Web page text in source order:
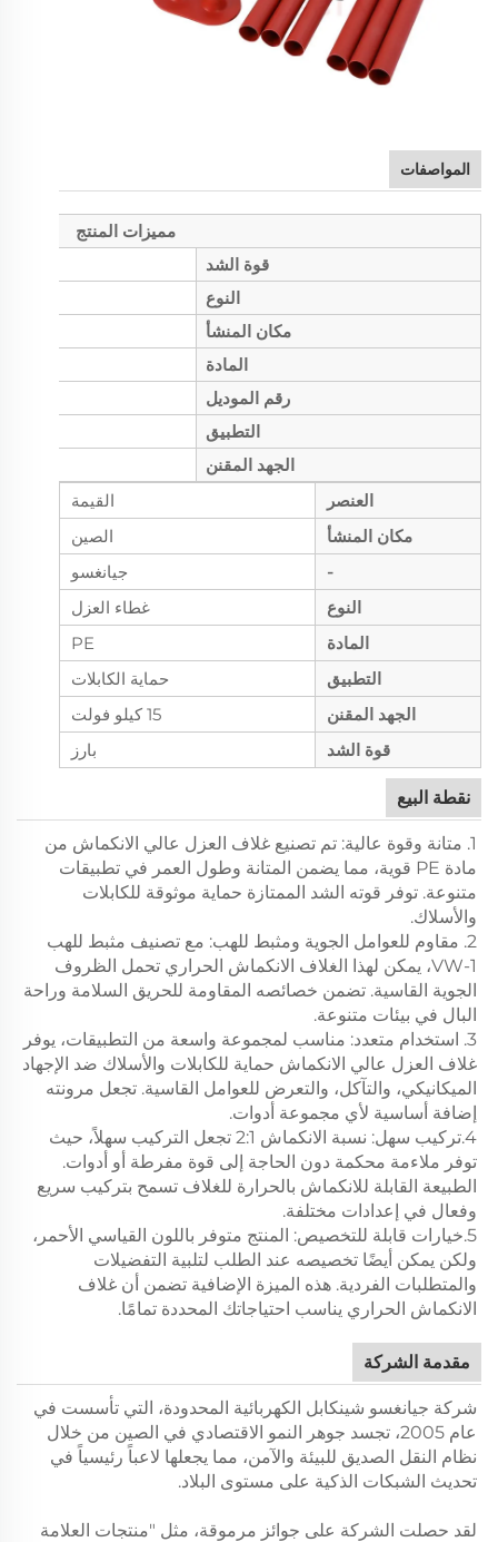
المواصفات
مميزات المنتج
قوة الشد
النوع
مكان المنشأ
المادة
رقم الموديل
التطبيق
الجهد المقنن
العنصر
القيمة
مكان المنشأ
الصين
-
جيانغسو
النوع
غطاء العزل
المادة
PE
التطبيق
حماية الكابلات
الجهد المقنن
15 كيلو فولت
قوة الشد
بارز
نقطة البيع
1. متانة وقوة عالية: تم تصنيع غلاف العزل عالي الانكماش من
مادة PE قوية، مما يضمن المتانة وطول العمر في تطبيقات
متنوعة. توفر قوته الشد الممتازة حماية موثوقة للكابلات
والأسلاك.
2. مقاوم للعوامل الجوية ومثبط للهب: مع تصنيف مثبط للهب
VW-1، يمكن لهذا الغلاف الانكماش الحراري تحمل الظروف
الجوية القاسية. تضمن خصائصه المقاومة للحريق السلامة وراحة
البال في بيئات متنوعة.
3. استخدام متعدد: مناسب لمجموعة واسعة من التطبيقات، يوفر
غلاف العزل عالي الانكماش حماية للكابلات والأسلاك ضد الإجهاد
الميكانيكي، والتآكل، والتعرض للعوامل القاسية. تجعل مرونته
إضافة أساسية لأي مجموعة أدوات.
4.تركيب سهل: نسبة الانكماش 2:1 تجعل التركيب سهلاً، حيث
توفر ملاءمة محكمة دون الحاجة إلى قوة مفرطة أو أدوات.
الطبيعة القابلة للانكماش بالحرارة للغلاف تسمح بتركيب سريع
وفعال في إعدادات مختلفة.
5.خيارات قابلة للتخصيص: المنتج متوفر باللون القياسي الأحمر،
ولكن يمكن أيضًا تخصيصه عند الطلب لتلبية التفضيلات
والمتطلبات الفردية. هذه الميزة الإضافية تضمن أن غلاف
الانكماش الحراري يناسب احتياجاتك المحددة تمامًا.
مقدمة الشركة
شركة جيانغسو شينكابل الكهربائية المحدودة، التي تأسست في
عام 2005، تجسد جوهر النمو الاقتصادي في الصين من خلال
نظام النقل الصديق للبيئة والآمن، مما يجعلها لاعباً رئيسياً في
تحديث الشبكات الذكية على مستوى البلاد.
لقد حصلت الشركة على جوائز مرموقة، مثل "منتجات العلامة